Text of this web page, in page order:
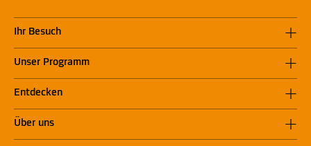
Ihr Besuch
Unser Programm
Entdecken
Über uns